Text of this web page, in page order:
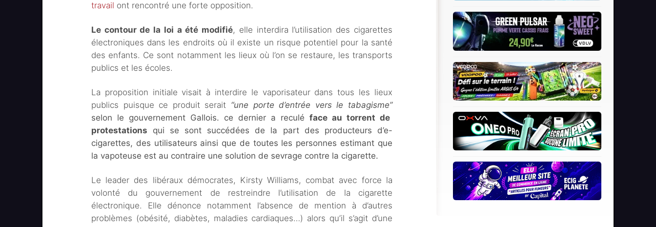
travail ont rencontré une forte opposition.
Le contour de la loi a été modifié, elle interdira l’utilisation des cigarettes
électroniques dans les endroits où il existe un risque potentiel pour la santé
des enfants. Ce sont notamment les lieux où l’on se restaure, les transports
publics et les écoles.
La proposition initiale visait à interdire le vaporisateur dans tous les lieux
publics puisque ce produit serait “une porte d’entrée vers le tabagisme”
selon le gouvernement Gallois. ce dernier a reculé face au torrent de
protestations qui se sont succédées de la part des producteurs d’e-
cigarettes, des utilisateurs ainsi que de toutes les personnes estimant que
la vapoteuse est au contraire une solution de sevrage contre la cigarette.
Le leader des libéraux démocrates, Kirsty Williams, combat avec force la
volonté du gouvernement de restreindre l’utilisation de la cigarette
électronique. Elle dénonce notamment l’absence de mention à d’autres
problèmes (obésité, diabètes, maladies cardiaques…) alors qu’il s’agit d’une